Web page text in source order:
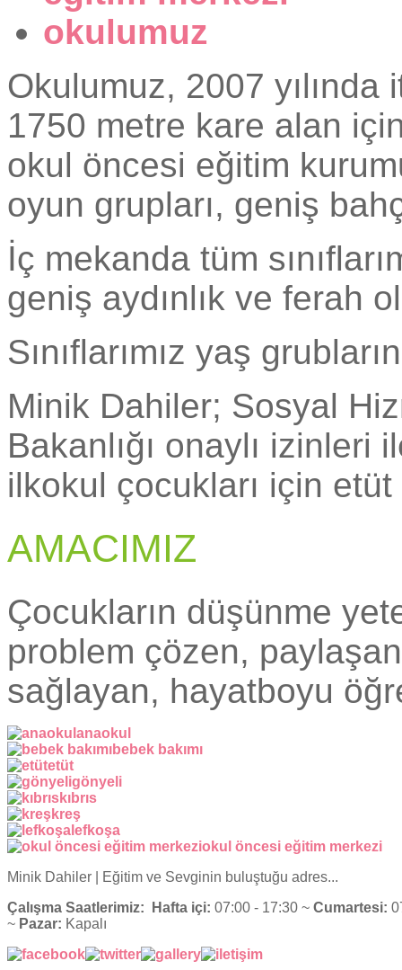
okulumuz
Okulumuz, 2007
1750 metre kare alan
okul öncesi eğitim
oyun grupları, geniş
İç mekanda tüm
geniş aydınlık ve ferah
Sınıflarımız yaş
Minik Dahiler; Sosyal
Bakanlığı onaylı
ilkokul çocukları için
AMACIMIZ
Çocukların düşünme
problem çözen,
sağlayan, hayatboyu
anaokul
bebek bakımı
etüt
gönyeli
kıbrıs
kreş
lefkoşa
okul öncesi eğitim merkezi
Minik Dahiler | Eğitim ve Sevginin buluştuğu adres...
Çalışma Saatlerimiz:
Hafta içi: 07:00 - 17:30 ~ Cumartesi:
~ Pazar: Kapalı